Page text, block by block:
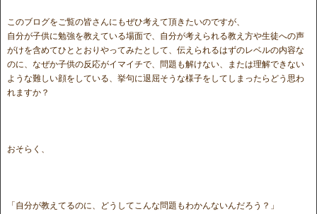
このブログをご覧の皆さんにもぜひ考えて頂きたいのですが、
自分が子供に勉強を教えている場面で、自分が考えられる教え方や生徒への声
がけを含めてひととおりやってみたとして、伝えられるはずのレベルの内容な
のに、なぜか子供の反応がイマイチで、問題も解けない、または理解できない
ような難しい顔をしている、挙句に退屈そうな様子をしてしまったらどう思わ
れますか？
おそらく、
「自分が教えてるのに、どうしてこんな問題もわかんないんだろう？」